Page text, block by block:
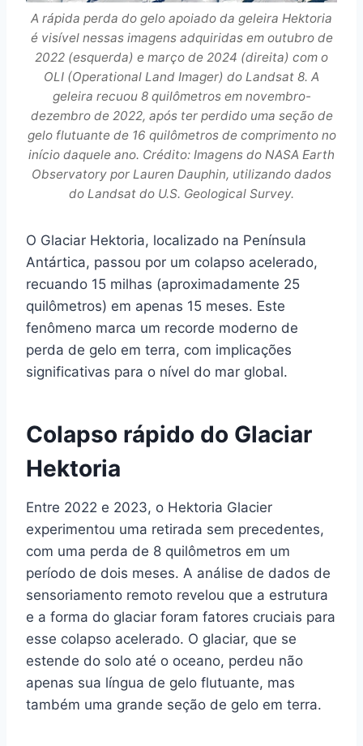
A rápida perda do gelo apoiado da geleira Hektoria
é visível nessas imagens adquiridas em outubro de
2022 (esquerda) e março de 2024 (direita) com o
OLI (Operational Land Imager) do Landsat 8. A
geleira recuou 8 quilômetros em novembro-
dezembro de 2022, após ter perdido uma seção de
gelo flutuante de 16 quilômetros de comprimento no
início daquele ano. Crédito: Imagens do NASA Earth
Observatory por Lauren Dauphin, utilizando dados
do Landsat do U.S. Geological Survey.
O Glaciar Hektoria, localizado na Península
Antártica, passou por um colapso acelerado,
recuando 15 milhas (aproximadamente 25
quilômetros) em apenas 15 meses. Este
fenômeno marca um recorde moderno de
perda de gelo em terra, com implicações
significativas para o nível do mar global.
Colapso rápido do Glaciar
Hektoria
Entre 2022 e 2023, o Hektoria Glacier
experimentou uma retirada sem precedentes,
com uma perda de 8 quilômetros em um
período de dois meses. A análise de dados de
sensoriamento remoto revelou que a estrutura
e a forma do glaciar foram fatores cruciais para
esse colapso acelerado. O glaciar, que se
estende do solo até o oceano, perdeu não
apenas sua língua de gelo flutuante, mas
também uma grande seção de gelo em terra.